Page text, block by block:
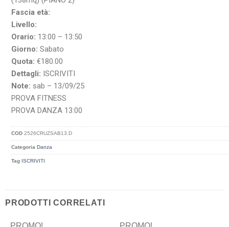
Fascia età:
Livello:
Orario: 13:00 – 13:50
Giorno: Sabato
Quota: €180.00
Dettagli: ISCRIVITI
Note: sab – 13/09/25
PROVA FITNESS
PROVA DANZA 13:00
COD2526CRUZSAB13.D
Categoria Danza
Tag ISCRIVITI
PRODOTTI CORRELATI